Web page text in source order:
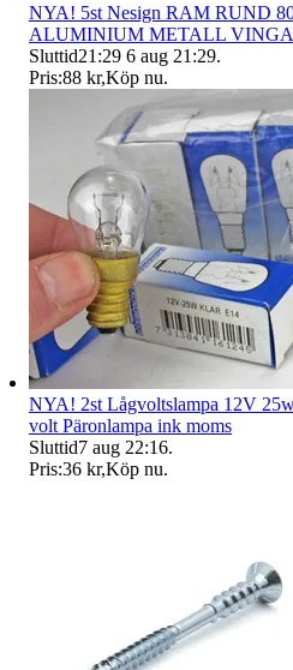
NYA! 5st Nesign RAM RUND
ALUMINIUM METALL
Sluttid21:29 6 aug 21:29.
Pris:88 kr,Köp nu.
NYA! 2st Lågvoltslampa 12V
volt Päronlampa ink moms
Sluttid7 aug 22:16.
Pris:36 kr,Köp nu.